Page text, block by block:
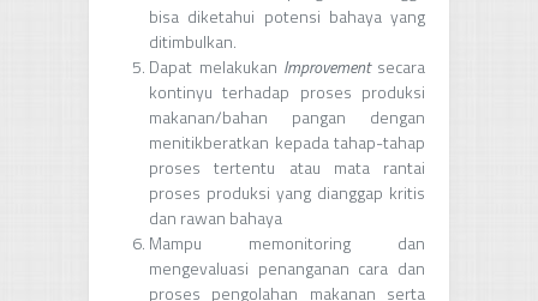
bisa diketahui potensi bahaya yang
ditimbulkan.
Dapat melakukan Improvementsecara
kontinyu terhadap proses produksi
makanan/bahan pangan dengan
menitikberatkan kepada tahap-tahap
proses tertentu atau mata rantai
proses produksi yang dianggap kritis
dan rawan bahaya
Mampu memonitoring dan
mengevaluasi penanganan cara dan
proses pengolahan makanan serta